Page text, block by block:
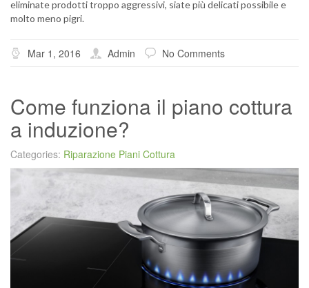
eliminate prodotti troppo aggressivi, siate più delicati possibile e
molto meno pigri.
Mar 1, 2016 Admin No Comments
Come funziona il piano cottura
a induzione?
Categories: Riparazione Piani Cottura